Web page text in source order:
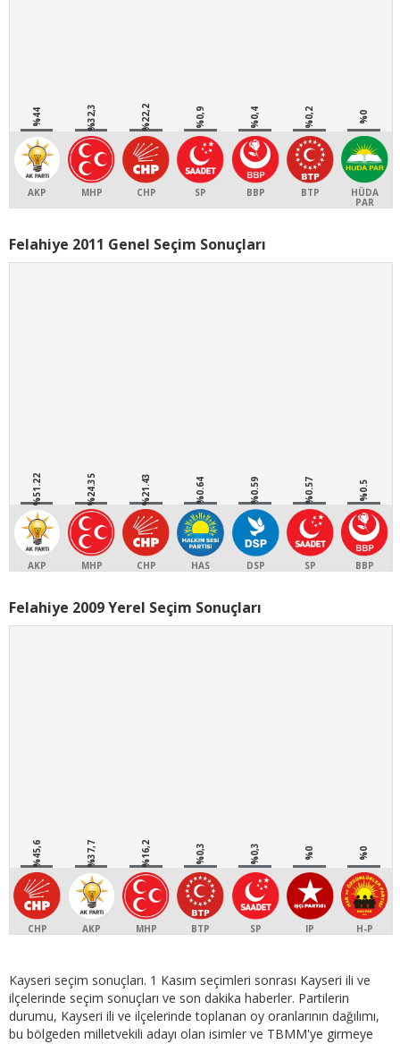
%44
AKP
%32,3
MHP
%22,2
CHP
%0,9
SP
%0,4
BBP
%0,2
BTP
%0
HÜDA
PAR
Felahiye 2011 Genel Seçim Sonuçları
%51.22
AKP
%24.35
MHP
%21.43
CHP
%0.64
HAS
%0.59
DSP
%0.57
SP
%0.5
BBP
Felahiye 2009 Yerel Seçim Sonuçları
%45,6
CHP
%37,7
AKP
%16,2
MHP
%0,3
BTP
%0,3
SP
%0
IP
%0
H-P
Kayseri seçim sonuçları. 1 Kasım seçimleri sonrası Kayseri ili ve
ilçelerinde seçim sonuçları ve son dakika haberler. Partilerin
durumu, Kayseri ili ve ilçelerinde toplanan oy oranlarının dağılımı,
bu bölgeden milletvekili adayı olan isimler ve TBMM'ye girmeye